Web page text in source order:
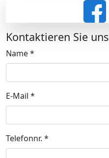
Kontaktieren Sie uns
Name*
E-Mail *
Telefonnr. *